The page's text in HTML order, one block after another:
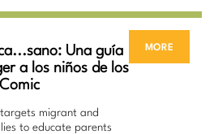
more
Una guía
a los niños de los
targets migrant and
to educate parents